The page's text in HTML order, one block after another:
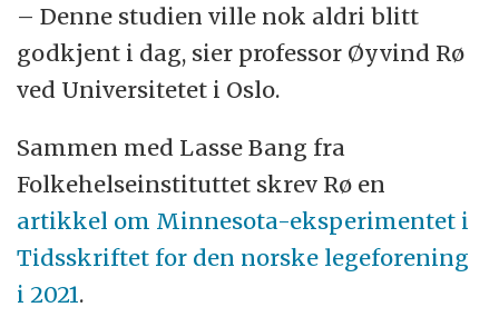
– Denne studien ville nok aldri blitt
godkjent i dag, sier professor Øyvind Rø
ved Universitetet i Oslo.
Sammen med Lasse Bang fra
Folkehelseinstituttet skrev Rø en
artikkel om Minnesota-eksperimentet i
Tidsskriftet for den norske legeforening
i 2021.